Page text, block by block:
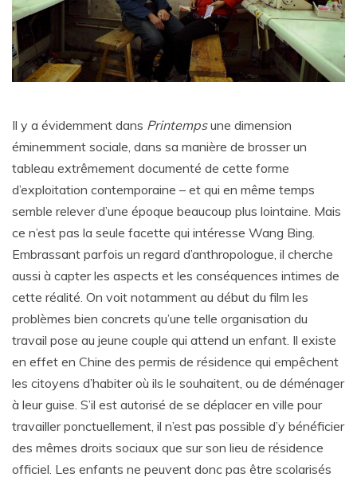
Il y a évidemment dans Printempsune dimension
éminemment sociale, dans sa manière de brosser un
tableau extrêmement documenté de cette forme
d’exploitation contemporaine – et qui en même temps
semble relever d’une époque beaucoup plus lointaine. Mais
ce n’est pas la seule facette qui intéresse Wang Bing.
Embrassant parfois un regard d’anthropologue, il cherche
aussi à capter les aspects et les conséquences intimes de
cette réalité. On voit notamment au début du film les
problèmes bien concrets qu’une telle organisation du
travail pose au jeune couple qui attend un enfant. Il existe
en effet en Chine des permis de résidence qui empêchent
les citoyens d’habiter où ils le souhaitent, ou de déménager
à leur guise. S’il est autorisé de se déplacer en ville pour
travailler ponctuellement, il n’est pas possible d’y bénéficier
des mêmes droits sociaux que sur son lieu de résidence
officiel. Les enfants ne peuvent donc pas être scolarisés